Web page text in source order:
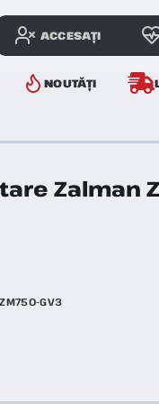
ACCESAȚI
NOUTĂȚI
Zalman
ZM750-GV3